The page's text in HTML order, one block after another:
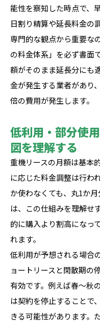
能性を察知した時点で、
日割り精算や延長料金の
専門的な観点から重要な
の料金体系」を必ず書面
額がそのまま延長分にも
金が発生する業者があり
倍の費用が発生します。
低利用・部分使
図を理解する
重機リースの月額は基本
に応じた料金調整は行わ
か使わなくても、丸1か
は、この仕組みを理解せ
的に購入より割高になっ
れます。
低利用が予想される場合
ョートリースと閑散期の
有効です。例えば春〜秋
は契約を停止することで
きる可能性があります。